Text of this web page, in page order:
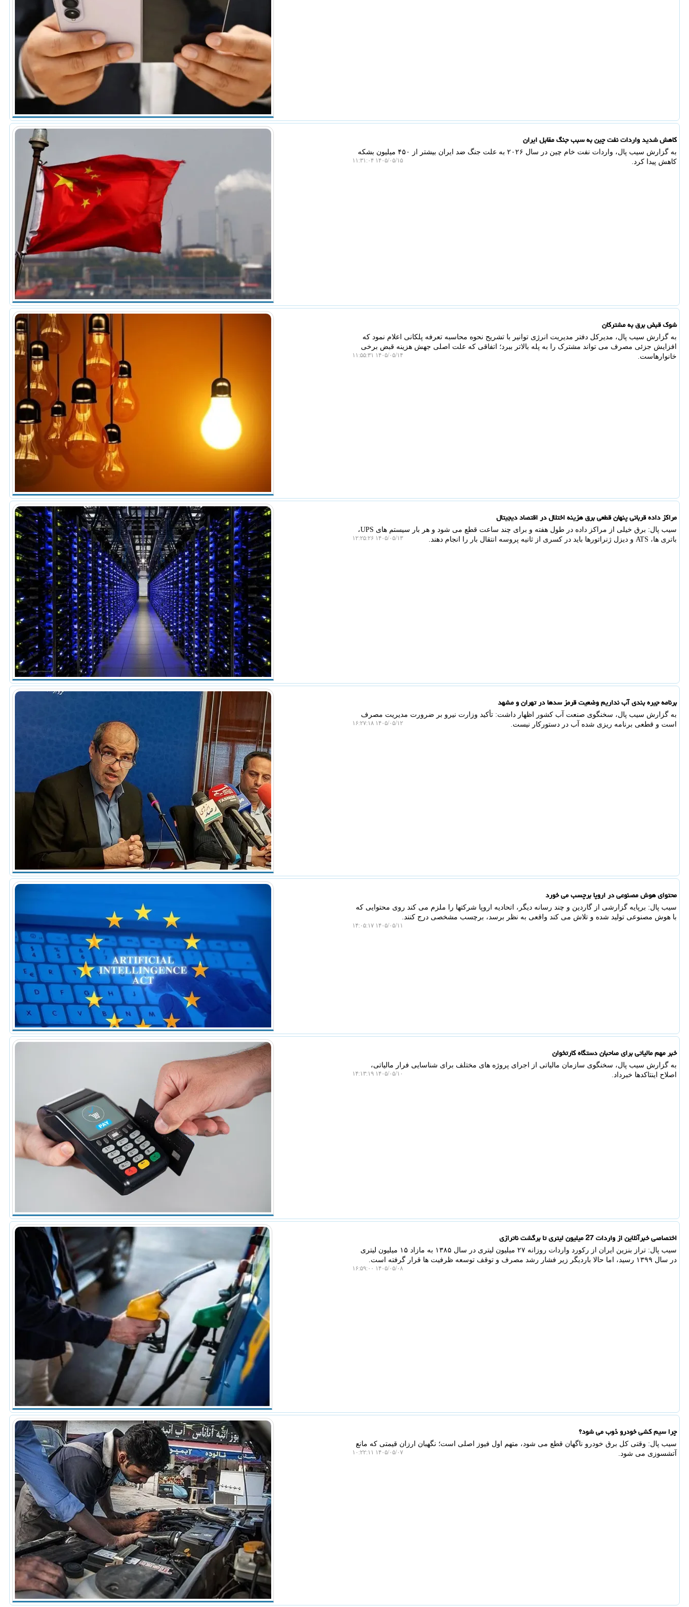
کاهش شدید واردات نفت چین به سبب جنگ مقابل ایران
به گزارش سیب پال، واردات نفت خام چین در سال ۲۰۲۶ به علت جنگ ضد ایران بیشتر از ۴۵۰ میلیون بشکه
کاهش پیدا کرد.
۱۴۰۵/۰۵/۱۵ ۱۱:۳۱:۰۴
شوک قبض برق به مشترکان
به گزارش سیب پال، مدیرکل دفتر مدیریت انرژی توانیر با تشریح نحوه محاسبه تعرفه پلکانی اعلام نمود که
افزایش جزئی مصرف می تواند مشترک را به پله بالاتر ببرد؛ اتفاقی که علت اصلی جهش هزینه قبض برخی
خانوارهاست.
۱۴۰۵/۰۵/۱۴ ۱۱:۵۵:۳۱
مراکز داده قربانی پنهان قطعی برق هزینه اختلال در اقتصاد دیجیتال
سیب پال: برق خیلی از مراکز داده در طول هفته و برای چند ساعت قطع می شود و هر بار سیستم های UPS،
باتری ها، ATS و دیزل ژنراتورها باید در کسری از ثانیه پروسه انتقال بار را انجام دهند.
۱۴۰۵/۰۵/۱۳ ۱۲:۲۵:۲۶
برنامه جیره بندی آب نداریم وضعیت قرمز سدها در تهران و مشهد
به گزارش سیب پال، سخنگوی صنعت آب کشور اظهار داشت: تأکید وزارت نیرو بر ضرورت مدیریت مصرف
است و قطعی برنامه ریزی شده آب در دستورکار نیست.
۱۴۰۵/۰۵/۱۲ ۱۶:۲۷:۱۸
محتوای هوش مصنوعی در اروپا برچسب می خورد
سیب پال: برپایه گزارشی از گاردین و چند رسانه دیگر، اتحادیه اروپا شرکتها را ملزم می کند روی محتوایی که
با هوش مصنوعی تولید شده و تلاش می کند واقعی به نظر برسد، برچسب مشخصی درج کنند.
۱۴۰۵/۰۵/۱۱ ۱۴:۰۵:۱۷
خبر مهم مالیاتی برای صاحبان دستگاه کارتخوان
به گزارش سیب پال، سخنگوی سازمان مالیاتی از اجرای پروژه های مختلف برای شناسایی فرار مالیاتی،
اصلاح اینتاکدها خبرداد.
۱۴۰۵/۰۵/۱۰ ۱۴:۱۳:۱۹
اختصاصی خبرآنلاین از واردات 27 میلیون لیتری تا برگشت ناترازی
سیب پال: تراز بنزین ایران از رکورد واردات روزانه ۲۷ میلیون لیتری در سال ۱۳۸۵ به مازاد ۱۵ میلیون لیتری
در سال ۱۳۹۹ رسید، اما حالا باردیگر زیر فشار رشد مصرف و توقف توسعه ظرفیت ها قرار گرفته است.
۱۴۰۵/۰۵/۰۸ ۱۶:۵۹:۰۰
چرا سیم کشی خودرو ذوب می شود؟
سیب پال: وقتی کل برق خودرو ناگهان قطع می شود، متهم اول فیوز اصلی است؛ نگهبان ارزان قیمتی که مانع
آتشسوزی می شود.
۱۴۰۵/۰۵/۰۷ ۱۰:۲۲:۱۱